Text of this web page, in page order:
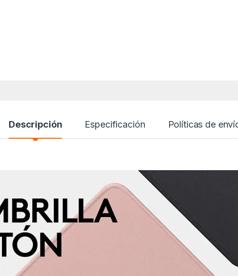
Descripción Especificación Políticas de